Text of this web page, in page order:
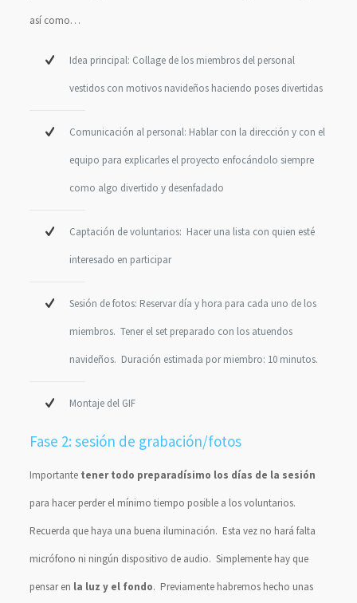
así como…
Idea principal: Collage de los miembros del personal
vestidos con motivos navideños haciendo poses divertidas
Comunicación al personal: Hablar con la dirección y con el
equipo para explicarles el proyecto enfocándolo siempre
como algo divertido y desenfadado
Captación de voluntarios: Hacer una lista con quien esté
interesado en participar
Sesión de fotos: Reservar día y hora para cada uno de los
miembros. Tener el set preparado con los atuendos
navideños. Duración estimada por miembro: 10 minutos.
Montaje del GIF
Fase 2: sesión de grabación/fotos
Importante tener todo preparadísimo los días de la sesión
para hacer perder el mínimo tiempo posible a los voluntarios.
Recuerda que haya una buena iluminación. Esta vez no hará falta
micrófono ni ningún dispositivo de audio. Simplemente hay que
pensar en la luz y el fondo. Previamente habremos hecho unas